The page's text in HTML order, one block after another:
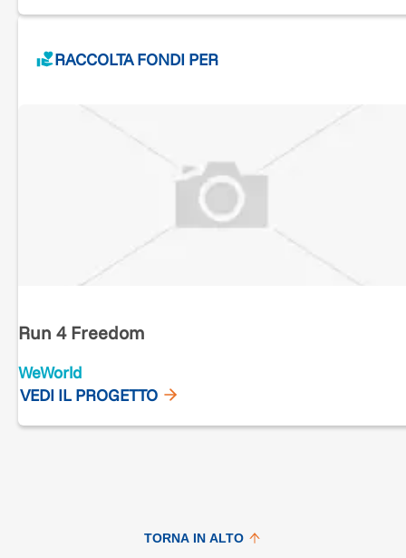
RACCOLTA FONDI PER
Run 4 Freedom
WeWorld
VEDI IL PROGETTO
TORNA IN ALTO